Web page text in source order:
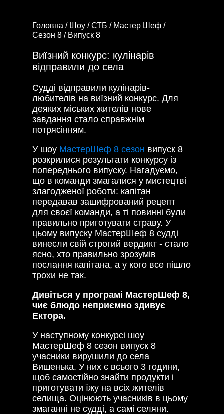
Головна / Шоу /СТБ / Мастер Шеф /
Сезон 8 / Випуск 8
Виїзний конкурс: кулінарів
відправили до села
Судді відправили кулінарів-
любителів на виїзний конкурс. Для
деяких міських жителів нове
завдання стало справжнім
потрясінням.
У шоу МастерШеф 8 сезон випуск 8
розкрилися результати конкурсу із
попереднього випуску. Нагадуємо,
що в команди змагалися у мистецтві
злагодженої роботи: капітан
передавав зашифрований рецепт
для своєї команди, а ті повинні були
правильно приготувати страву. У
цьому випуску МастерШеф 8 судді
винесли свій строгий вердикт - стало
ясно, хто правильно зрозумів
послання капітана, а у кого все пішло
трохи не так.
Дивіться у програмі МастерШеф 8,
чиє блюдо неприємно здивує
Ектора.
У наступному конкурсі шоу
МастерШеф 8 сезон випуск 8
учасники вирушили до села
Вишенька. У них є всього 3 години,
щоб самостійно знайти продукти і
приготувати їжу на всіх жителів
селища. Оцінюють учасників в цьому
змаганні не судді, а самі селяни.